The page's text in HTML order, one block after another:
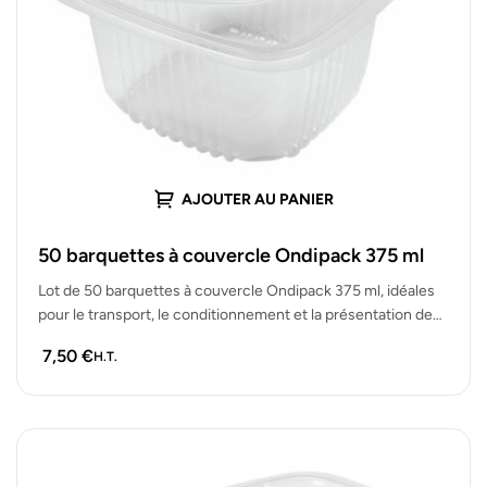
AJOUTER AU PANIER
50 barquettes à couvercle Ondipack 375 ml
Lot de 50 barquettes à couvercle Ondipack 375 ml, idéales
pour le transport, le conditionnement et la présentation de
7,50 €H.T.